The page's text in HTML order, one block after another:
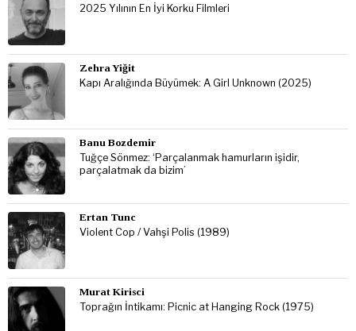
2025 Yılının En İyi Korku Filmleri
Zehra Yiğit
Kapı Aralığında Büyümek: A Girl Unknown (2025)
Banu Bozdemir
Tuğçe Sönmez: ‘Parçalanmak hamurların işidir,
parçalatmak da bizim’
Ertan Tunc
Violent Cop / Vahşi Polis (1989)
Murat Kirisci
Toprağın İntikamı: Picnic at Hanging Rock (1975)